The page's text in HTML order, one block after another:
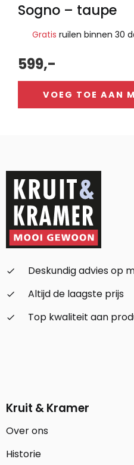
Sogno – taupe
Gratis ruilen binnen 30
599,-
VOEG TOE AAN
check_small
Deskundig advies op
check_small
Altijd de laagste prijs
check_small
Top kwaliteit aan
Kruit & Kramer
Over ons
Historie